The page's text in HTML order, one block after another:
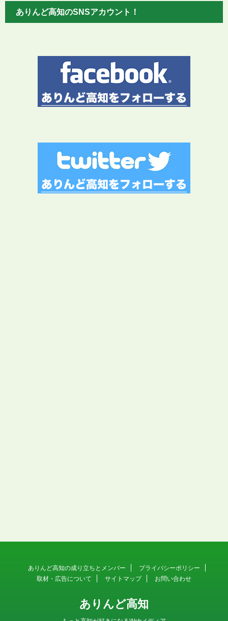
ありんど高知のSNSアカウント！
ありんど高知の成り立ちとメンバー
プライバシーポリシー
取材・広告について
サイトマップ お問い合わせ
ありんど高知